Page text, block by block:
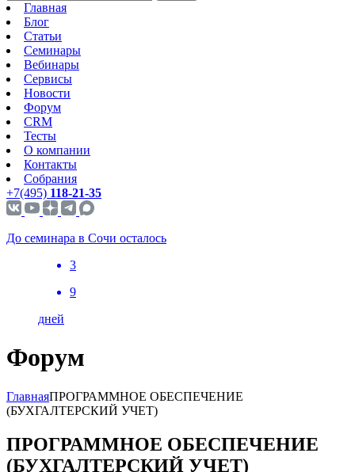
Главная
Блог
Статьи
Семинары
Вебинары
Сервисы
Новости
Форум
CRM
Тесты
О компании
Контакты
Собрания
+7(495) 118-21-35
До семинара в Сочи осталось
3
9
дней
Форум
ГлавнаяПРОГРАММНОЕ ОБЕСПЕЧЕНИЕ
(БУХГАЛТЕРСКИЙ УЧЕТ)
ПРОГРАММНОЕ ОБЕСПЕЧЕНИЕ
(БУХГАЛТЕРСКИЙ УЧЕТ)